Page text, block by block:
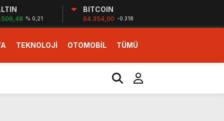
% 0,21
BITCOIN
64.354,00 -0.318
TEKNOLOJİ OTOMOBİL TÜMÜ